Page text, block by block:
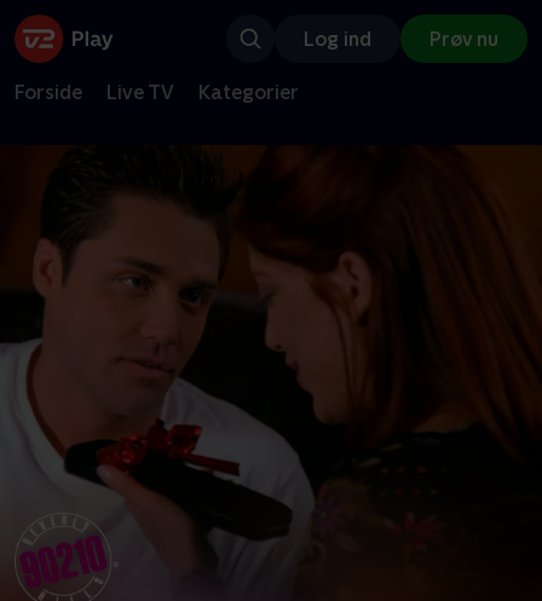
Log ind Prøv nu
Forside Live TV Kategorier